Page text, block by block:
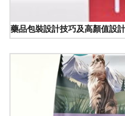
藥品包裝設計技巧及高顏值設